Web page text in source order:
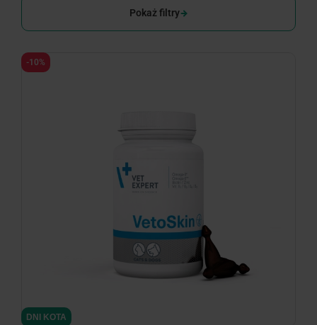
Pokaż filtry
DNI KOTA
-10%